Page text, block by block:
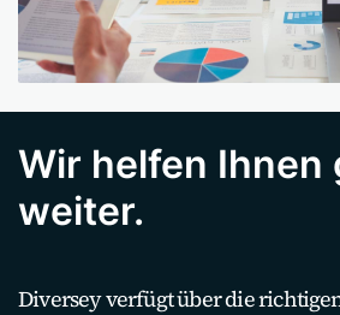
Wir helfen Ihnen
weiter.
Diversey verfügt über die